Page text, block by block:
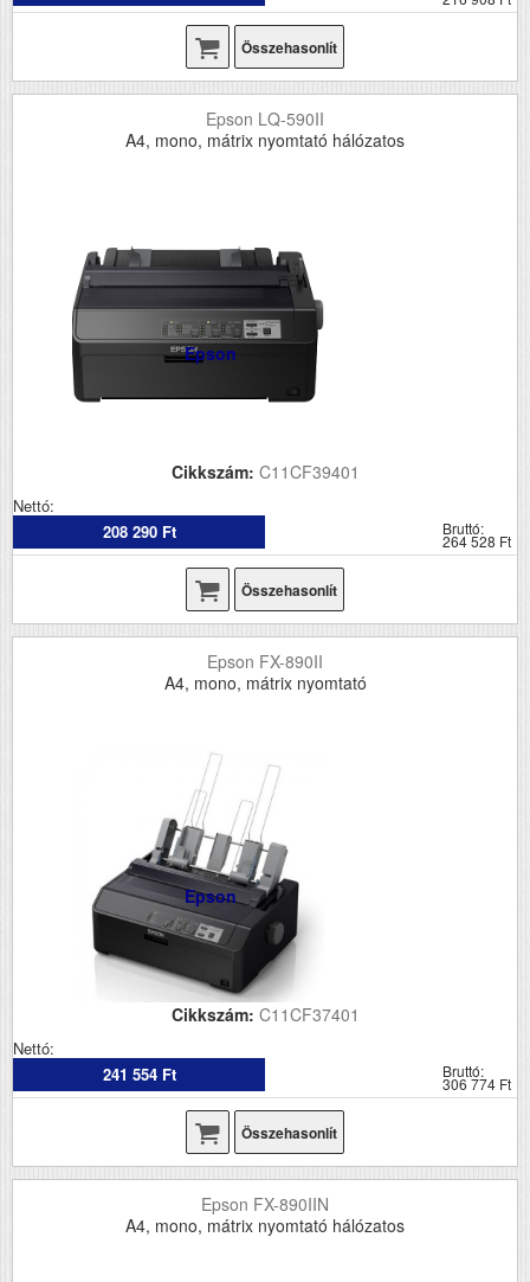
Összehasonlít
Epson LQ-590II
A4, mono, mátrix nyomtató hálózatos
Epson
Cikkszám: C11CF39401
Nettó:
208 290 Ft
Bruttó:
264 528 Ft
Összehasonlít
Epson FX-890II
A4, mono, mátrix nyomtató
Epson
Cikkszám: C11CF37401
Nettó:
241 554 Ft
Bruttó:
306 774 Ft
Összehasonlít
Epson FX-890IIN
A4, mono, mátrix nyomtató hálózatos